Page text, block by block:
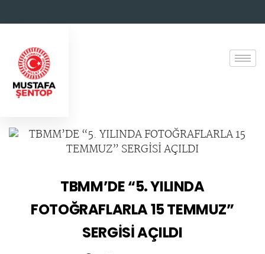
TBMM’DE “5. YILINDA
FOTOĞRAFLARLA 15 TEMMUZ”
SERGİSİ AÇILDI